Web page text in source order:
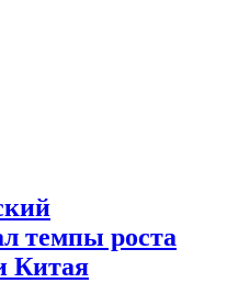
темпы роста
Китая